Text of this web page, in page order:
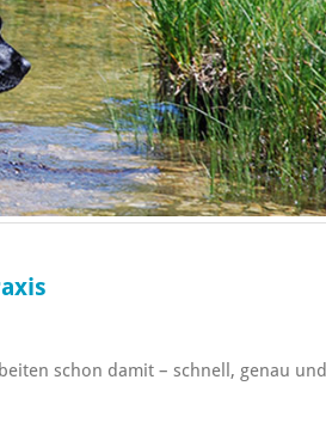
schon damit – schnell, genau und